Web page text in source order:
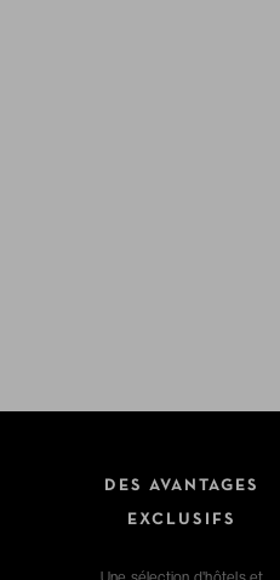
DES AVANTAGES
EXCLUSIFS